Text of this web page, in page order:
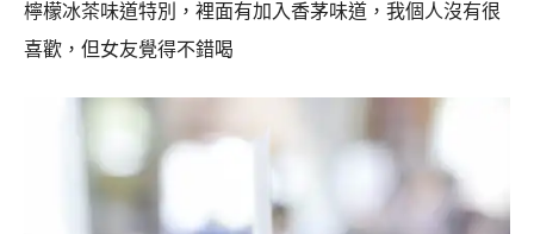
檸檬冰茶味道特別，裡面有加入香茅味道，我個人沒有很
喜歡，但女友覺得不錯喝